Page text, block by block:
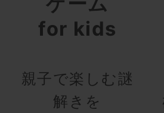
for kids
親子で楽しむ謎
解きを